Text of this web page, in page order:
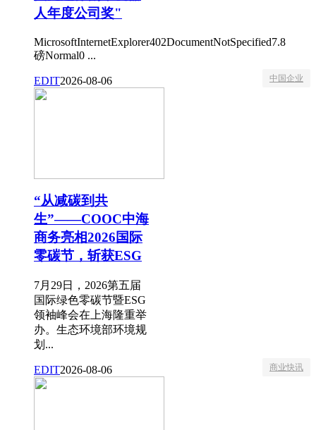
人年度公司奖"
MicrosoftInternetExplorer402DocumentNotSpecified7.8
磅Normal0 ...
EDIT2026-08-06 中国企业
“从减碳到共
生”——COOC中海
商务亮相2026国际
零碳节，斩获ESG
7月29日，2026第五届
国际绿色零碳节暨ESG
领袖峰会在上海隆重举
办。生态环境部环境规
划...
EDIT2026-08-06 商业快讯